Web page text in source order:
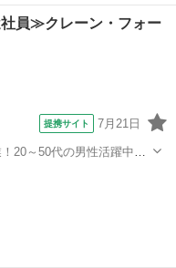
お渡しいたします。
用品 セット
員≫クレーン・フォー
提携サイト 7月21日
20～50代の男性活躍中★